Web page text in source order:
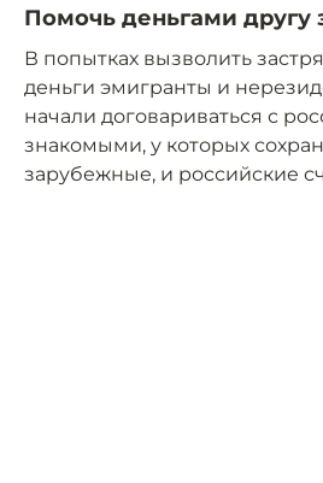
Помочь деньгами другу
В попытках вызволить
деньги эмигранты и
начали договариваться с
знакомыми, у которых
зарубежные, и российские